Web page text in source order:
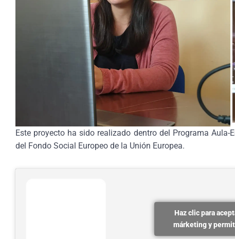
Este proyecto ha sido realizado dentro del Programa
del Fondo Social Europeo de la Unión Europea.
Haz clic para
márketing y